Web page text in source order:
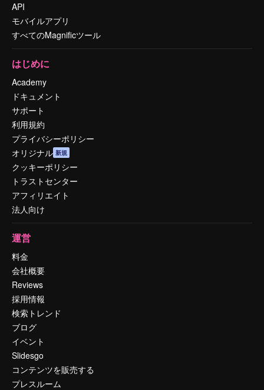
API
モバイルアプリ
すべてのMagnificツール
はじめに
Academy
ドキュメント
サポート
利用規約
プライバシーポリシー
オリジナル 新規
クッキーポリシー
トラストセンター
アフィリエイト
法人向け
運営
料金
会社概要
Reviews
採用情報
検索トレンド
ブログ
イベント
Slidesgo
コンテンツを販売する
プレスルーム